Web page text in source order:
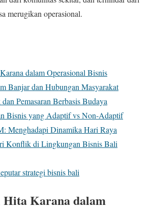
merugikan operasional.
dalam Operasional Bisnis
Banjar dan Hubungan Masyarakat
Pemasaran Berbasis Budaya
Bisnis yang Adaptif vs Non-Adaptif
Menghadapi Dinamika Hari Raya
Konflik di Lingkungan Bisnis Bali
strategi bisnis bali
Karana dalam